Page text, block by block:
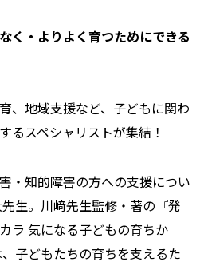
く・よりよく育つためにできる
、地域支援など、子どもに関わ
るスペシャリストが集結！
・知的障害の方への支援につい
生。川﨑先生監修・著の『発
ラ 気になる子どもの育ちか
子どもたちの育ちを支えるた